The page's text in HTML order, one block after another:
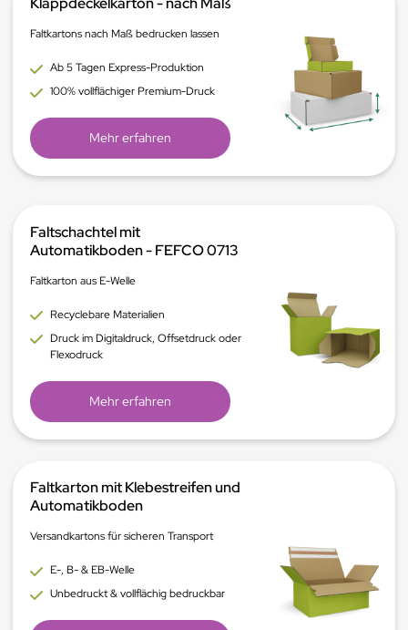
Faltkartons nach Maß bedrucken lassen
Ab 5 Tagen Express-Produktion
100% vollflächiger Premium-Druck
Mehr erfahren
Faltschachtel mit
Automatikboden - FEFCO 0713
Faltkarton aus E-Welle
Recyclebare Materialien
Druck im Digitaldruck, Offsetdruck oder
Flexodruck
Mehr erfahren
Faltkarton mit Klebestreifen und
Automatikboden
Versandkartons für sicheren Transport
E-, B- & EB-Welle
Unbedruckt & vollflächig bedruckbar